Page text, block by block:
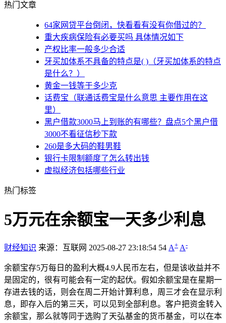
热门文章
64家网贷平台倒闭，快看看有没有你借过的？
重大疾病保险有必要买吗 具体情况如下
产权比率一般多少合适
牙买加体系不具备的特点是( )（牙买加体系的特点
是什么？）
黄金一钱等于多少克
话费宝（联通话费宝是什么意思 主要作用在这
里）
黑户借款3000马上到账的有哪些？盘点5个黑户借
3000不看征信秒下款
260是多大码的鞋男鞋
银行卡限制额度了怎么转出钱
虚拟经济包括哪些行业
热门标签
5万元在余额宝一天多少利息
财经知识 来源：互联网 2025-08-27 23:18:54 54 A+ A-
余额宝存5万每日的盈利大概4.9人民币左右，但是该收益并不
是固定的，很有可能会有一定的起伏。假如余额宝是在星期一
存进去钱的话，则会在周二开始计算利息，周三才会在显示利
息，即存入后的第三天，可以见到全部利息。客户把资金转入
余额宝，那么就等同于选购了天弘基金的货币基金，可以在本